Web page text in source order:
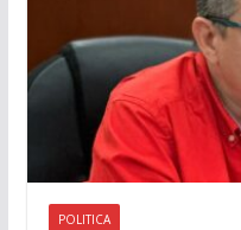
POLITICA